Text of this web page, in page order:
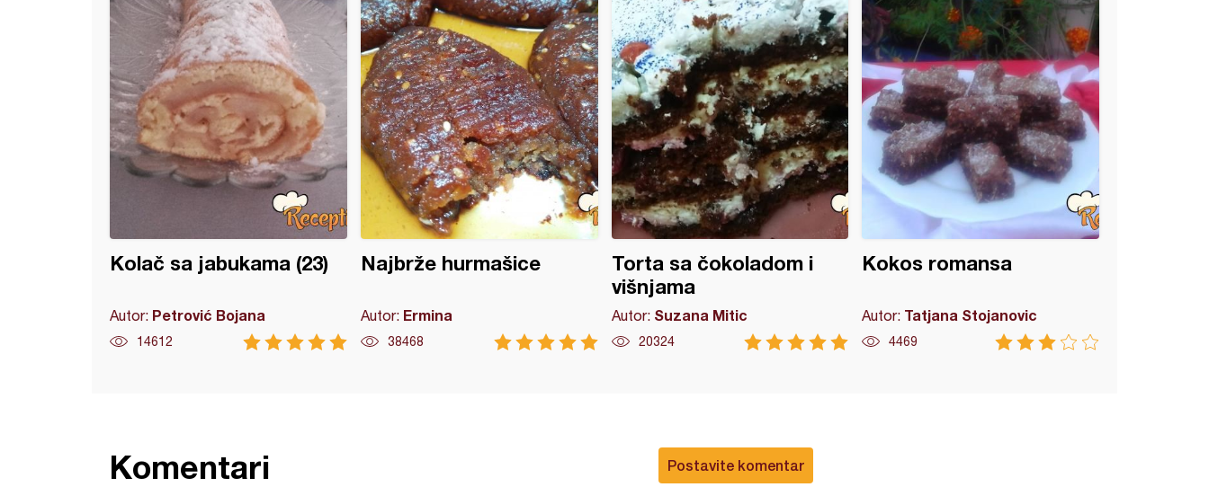
Kolač sa jabukama (23)
Autor: Petrović Bojana
14612
Najbrže hurmašice
Autor: Ermina
38468
Torta sa čokoladom i
višnjama
Autor: Suzana Mitic
20324
Kokos romansa
Autor: Tatjana Stojanovic
4469
Postavite komentar
Komentari